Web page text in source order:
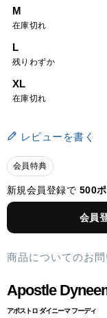
M
在庫切れ
L
残りわずか
XL
在庫切れ
レビューを書く
会員特典
新規会員登録で 500
会員
商品についてのお
Apostle
アポストロ ダイニーマ フーディ